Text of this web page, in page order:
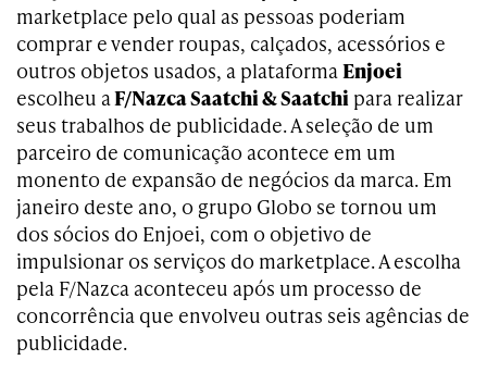
marketplace pelo qual as pessoas poderiam
comprar e vender roupas, calçados, acessórios e
outros objetos usados, a plataformaEnjoei
escolheu aF/Nazca Saatchi & Saatchi para realizar
seus trabalhos de publicidade. A seleção de um
parceiro de comunicação acontece em um
monento de expansão de negócios da marca. Em
janeiro deste ano, o grupo Globo se tornou um
dos sócios do Enjoei, com o objetivo de
impulsionar os serviços do marketplace. A escolha
pela F/Nazca aconteceu após um processo de
concorrência que envolveu outras seis agências de
publicidade.